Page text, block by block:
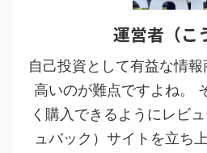
運営者（こ
自己投資として有益な情
高いのが難点ですよね。
く購入できるようにレビ
ュバック）サイトを立ち